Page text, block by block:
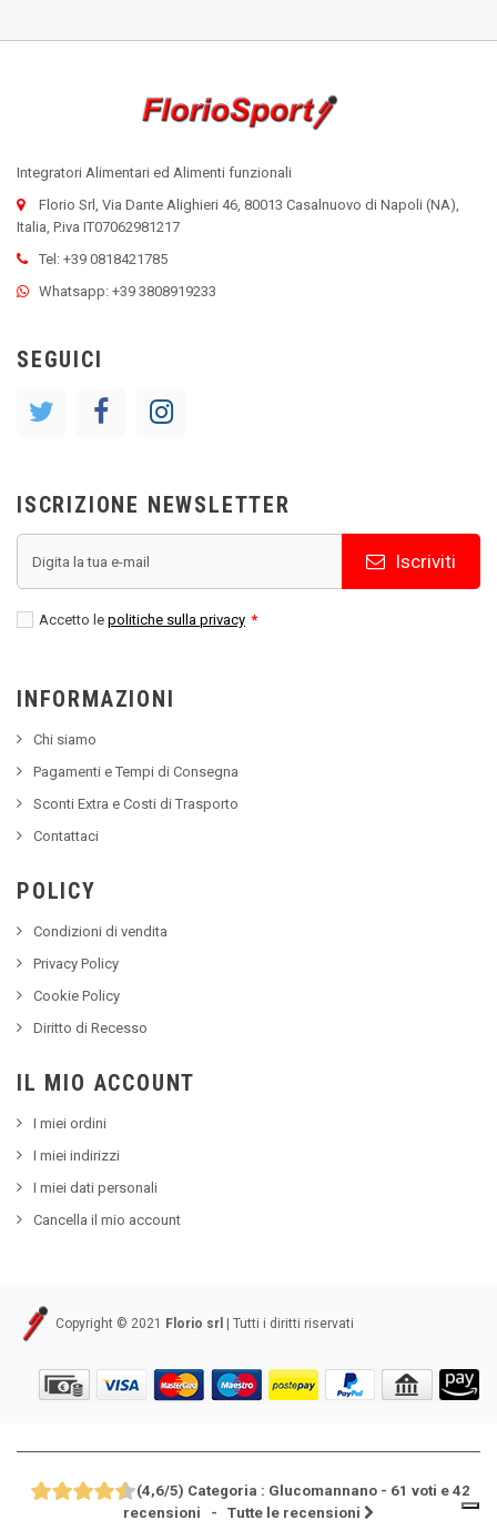
Integratori Alimentari ed Alimenti funzionali
Florio Srl, Via Dante Alighieri 46, 80013 Casalnuovo di Napoli (NA),
Italia, P.iva IT07062981217
Tel: +39 0818421785
Whatsapp: +39 3808919233
SEGUICI
ISCRIZIONE NEWSLETTER
Iscriviti
Accetto le politiche sulla privacy *
INFORMAZIONI
Chi siamo
Pagamenti e Tempi di Consegna
Sconti Extra e Costi di Trasporto
Contattaci
POLICY
Condizioni di vendita
Privacy Policy
Cookie Policy
Diritto di Recesso
IL MIO ACCOUNT
I miei ordini
I miei indirizzi
I miei dati personali
Cancella il mio account
Copyright © 2021 Florio srl | Tutti i diritti riservati
(4,6/5) Categoria : Glucomannano- 61 voti e 42
recensioni
- Tutte le recensioni